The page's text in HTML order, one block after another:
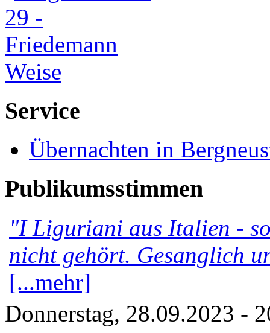
Service
Übernachten in
Publikumsstimmen
"I Liguriani aus Italien -
nicht gehört. Gesanglich
[...mehr]
Donnerstag, 28.09.2023 -